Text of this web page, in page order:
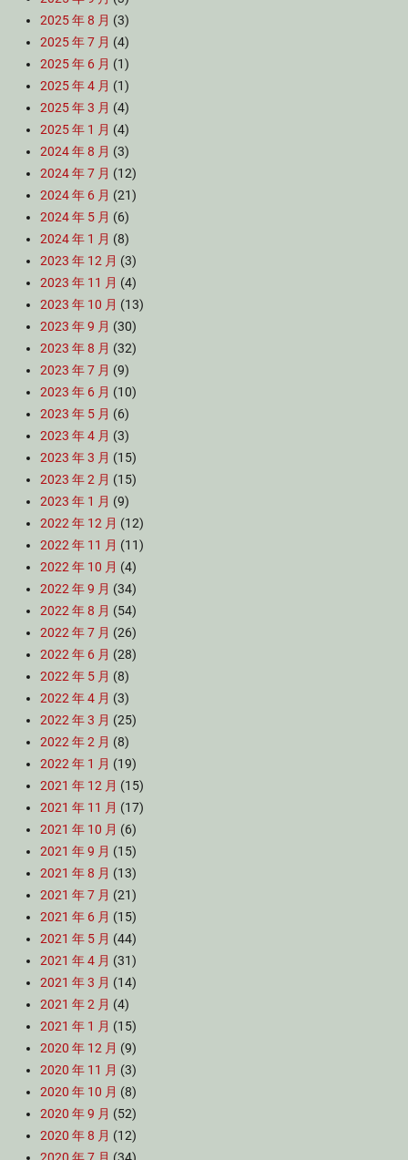
2025 年 8 月 (3)
2025 年 7 月 (4)
2025 年 6 月 (1)
2025 年 4 月 (1)
2025 年 3 月 (4)
2025 年 1 月 (4)
2024 年 8 月 (3)
2024 年 7 月 (12)
2024 年 6 月 (21)
2024 年 5 月 (6)
2024 年 1 月 (8)
2023 年 12 月 (3)
2023 年 11 月 (4)
2023 年 10 月 (13)
2023 年 9 月 (30)
2023 年 8 月 (32)
2023 年 7 月 (9)
2023 年 6 月 (10)
2023 年 5 月 (6)
2023 年 4 月 (3)
2023 年 3 月 (15)
2023 年 2 月 (15)
2023 年 1 月 (9)
2022 年 12 月 (12)
2022 年 11 月 (11)
2022 年 10 月 (4)
2022 年 9 月 (34)
2022 年 8 月 (54)
2022 年 7 月 (26)
2022 年 6 月 (28)
2022 年 5 月 (8)
2022 年 4 月 (3)
2022 年 3 月 (25)
2022 年 2 月 (8)
2022 年 1 月 (19)
2021 年 12 月 (15)
2021 年 11 月 (17)
2021 年 10 月 (6)
2021 年 9 月 (15)
2021 年 8 月 (13)
2021 年 7 月 (21)
2021 年 6 月 (15)
2021 年 5 月 (44)
2021 年 4 月 (31)
2021 年 3 月 (14)
2021 年 2 月 (4)
2021 年 1 月 (15)
2020 年 12 月 (9)
2020 年 11 月 (3)
2020 年 10 月 (8)
2020 年 9 月 (52)
2020 年 8 月 (12)